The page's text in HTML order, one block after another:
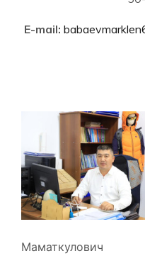
E-mail:
Маматкулович